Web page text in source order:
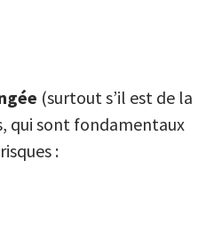
(surtout s’il est de la
qui sont fondamentaux
: